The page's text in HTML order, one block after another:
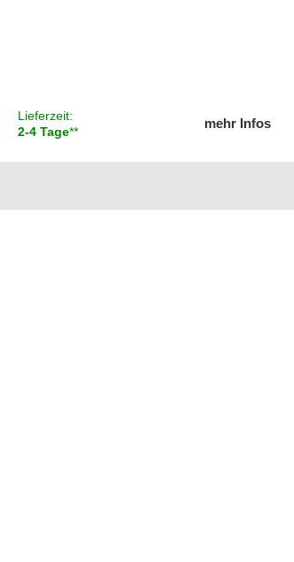
Lieferzeit:
2-4 Tage**
mehr Infos